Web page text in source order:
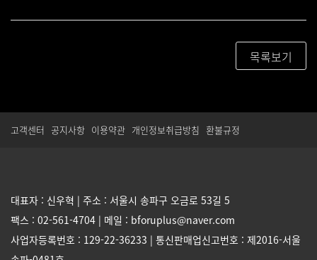
목록보기
고객센터 공지사항 이용약관 개인정보취급방침 환불규정
대표자 : 신우혁 | 주소 : 서울시 송파구 오금로 53길 5
팩스 : 02-561-4704 | 메일 : bforuplus@naver.com
사업자등록번호 : 129-22-36233 | 통신판매업신고번호 : 제2016-서울